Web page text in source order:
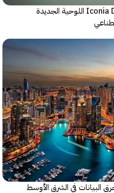
شركة Acer تكشف عن أجهزة Iconia Duo اللوحية الجديدة
في الشرق الأوسط